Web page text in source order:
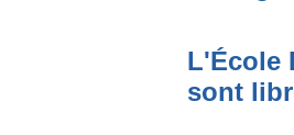
L'École
sont